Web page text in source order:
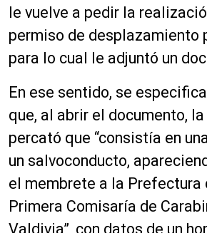
le vuelve a pedir la
permiso de desplazamiento
para lo cual le adjuntó un
En ese sentido, se
que, al abrir el documento,
percató que “consistía en
un salvoconducto,
el membrete a la Prefectura
Primera Comisaría de
Valdivia”, con datos de un